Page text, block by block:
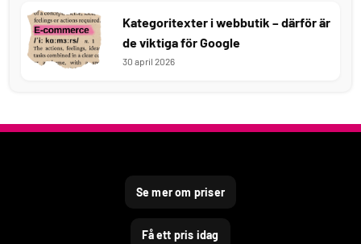
Kategoritexter i webbutik – därför är
de viktiga för Google
30 april 2026
Se mer om priser
Få ett pris idag